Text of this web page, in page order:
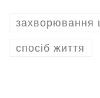
захворювання
спосіб життя